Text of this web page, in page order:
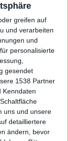
greifen auf
und verarbeiten
und
personalisierte
gesendet
1538 Partner
Kenndaten
uns und unsere
detailliertere
ändern, bevor
für
Wohnen,
zu